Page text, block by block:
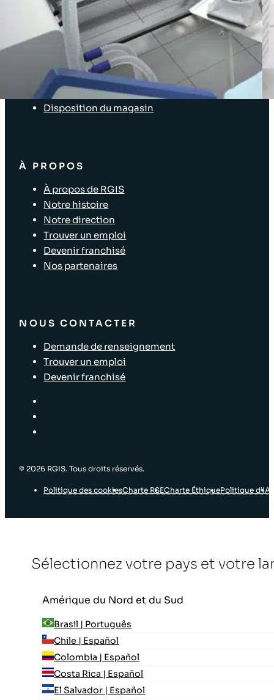
SOLUTIONS
Prestations d’inventaire
Enterprise Software Solutions
Audits Supply Chain et logistique
Inventaire d’immobilisations
Solutions pour les points de vente
Disposition du magasin
À PROPOS
À propos de RGIS
Notre histoire
Notre direction
Trouver un emploi
Devenir franchisé
Nos partenaires
NOUS CONTACTER
Demande de renseignement
Trouver un emploi
Devenir franchisé
© 2026 RGIS. Tous droits réservés.
Politique des cookiesCharte RSECharte ÉthiquePolitique d’IA
Sélectionnez votre pays et votre
Amérique du Nord et du Sud
Brasil | Português
Chile | Español
Colombia | Español
Costa Rica | Español
El Salvador | Español